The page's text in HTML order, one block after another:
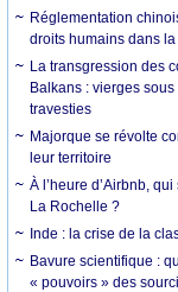
Réglementation
droits humains dans
La transgression des
Balkans : vierges
travesties
Majorque se révolte
leur territoire
À l’heure d’Airbnb,
La Rochelle ?
Inde : la crise de la
Bavure scientifique :
« pouvoirs » des